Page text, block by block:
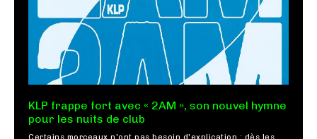
KLP frappe fort avec « 2AM », son nouvel hymne
pour les nuits de club
Certains morceaux n'ont pas besoin d'explication : dès les